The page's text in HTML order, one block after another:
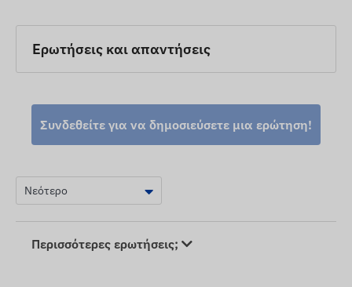
Ερωτήσεις και απαντήσεις
Συνδεθείτε για να δημοσιεύσετε μια ερώτηση!
Περισσότερες ερωτήσεις;